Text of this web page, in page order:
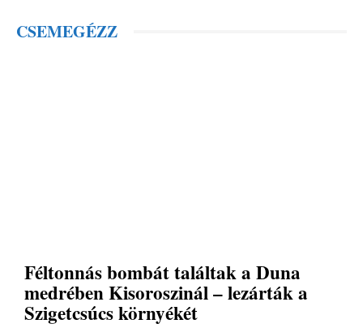
CSEMEGÉZZ
Féltonnás bombát találtak a Duna
medrében Kisoroszinál – lezárták a
Szigetcsúcs környékét